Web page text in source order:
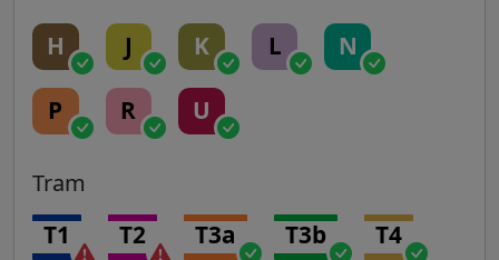
H J K L N
P R U
Tram
T1 T2 T3a T3b T4